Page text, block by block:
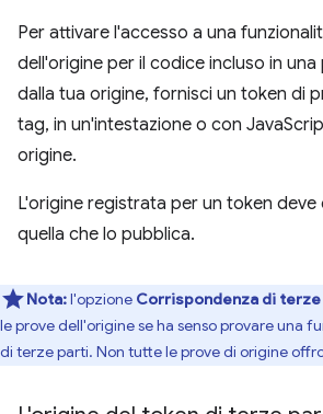
Per attivare l'accesso a una
dell'origine per il codice incluso in
dalla tua origine, fornisci un token di
tag, in un'intestazione o con
origine.
L'origine registrata per un token
quella che lo pubblica.
Nota:l'opzione Corrispondenza di
le prove dell'origine se ha senso provare una
di terze parti. Non tutte le prove di origine